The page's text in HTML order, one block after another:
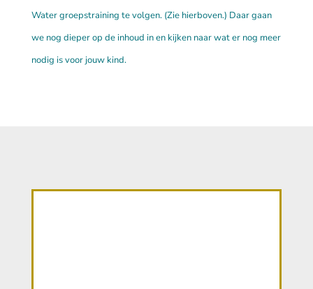
Water groepstraining te volgen. (Zie hierboven.) Daar gaan
we nog dieper op de inhoud in en kijken naar wat er nog meer
nodig is voor jouw kind.